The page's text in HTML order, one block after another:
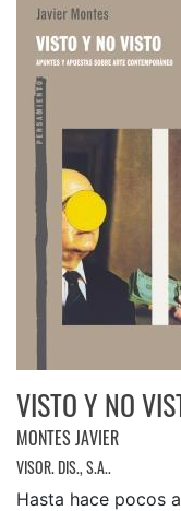
VISTO Y NO
MONTES JAVIER
VISOR. DIS., S.A..
Hasta hace pocos